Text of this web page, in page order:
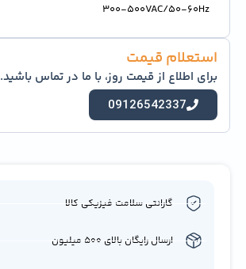
300-500VAC/50-60Hz
استعلام قیمت
برای اطلاع از قیمت روز، با ما در تماس باشید.
09126542337
گارانتی سلامت فیزیکی کالا
ارسال رایگان بالای 500 میلیون